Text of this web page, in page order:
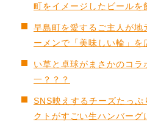
町をイメージしたビールを
早島町を愛するご主人が地
ーメンで「美味しい輪」を
い草と卓球がまさかのコラ
一？？？
SNS映えするチーズたっ
クトがすごい生ハンバーグ